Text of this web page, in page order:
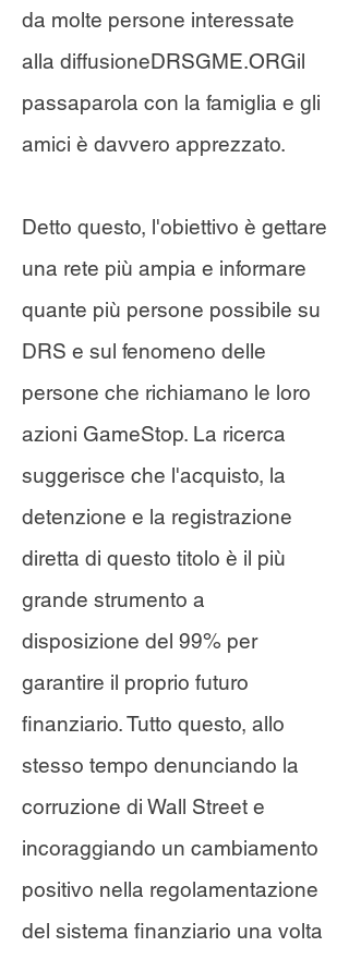
da molte persone interessate
alla diffusioneDRSGME.ORGil
passaparola con la famiglia e gli
amici è davvero apprezzato.
Detto questo, l'obiettivo è gettare
una rete più ampia e informare
quante più persone possibile su
DRS e sul fenomeno delle
persone che richiamano le loro
azioni GameStop. La ricerca
suggerisce che l'acquisto, la
detenzione e la registrazione
diretta di questo titolo è il più
grande strumento a
disposizione del 99% per
garantire il proprio futuro
finanziario. Tutto questo, allo
stesso tempo denunciando la
corruzione di Wall Street e
incoraggiando un cambiamento
positivo nella regolamentazione
del sistema finanziario una volta